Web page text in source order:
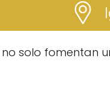
solo fomentan